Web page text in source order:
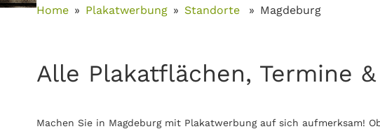
Home Plakatwerbung Standorte Magdeburg
Alle Plakatflächen, Termine
Machen Sie in Magdeburg mit Plakatwerbung auf sich aufmerksam!